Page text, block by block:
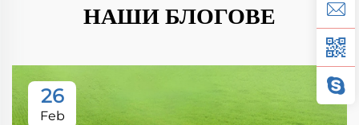
НАШИ БЛОГОВЕ
26
Feb